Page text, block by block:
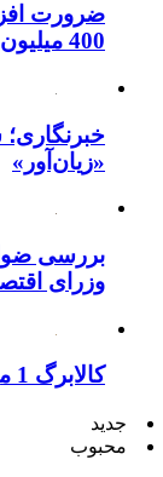
ضرورت
400 میلیون تومان
«زیان‌آور»
بررسی
وزرای
کالابرگ 1 میلیونی در نبرد با تورم سه‌رقمی
جدید
محبوب